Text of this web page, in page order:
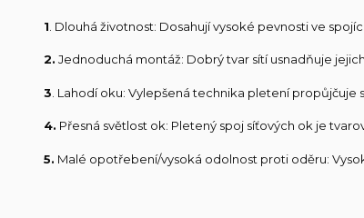
1 . Dlouhá životnost: Dosahují vysoké pevnosti ve
2. Jednoduchá montáž: Dobrý tvar sítí usnadňuje
3 . Lahodí oku: Vylepšená technika pletení propůjčuje
4. Přesná světlost ok: Pletený spoj síťových ok je
5. Malé opotřebení/vysoká odolnost proti oděru: